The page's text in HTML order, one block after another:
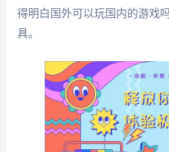
得明白国外可以玩国内的游戏
具。